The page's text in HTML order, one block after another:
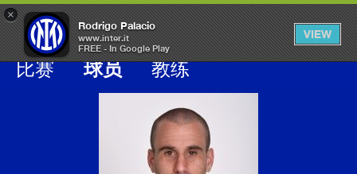
×
Rodrigo Palacio
www.inter.it
FREE - In Google Play
VIEW
OPEN
MENU
比赛 球员 教练
Galleria calciatori inter